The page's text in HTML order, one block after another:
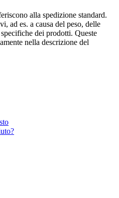
alla spedizione standard.
ad es. a causa del peso, delle
dei prodotti. Queste
nella descrizione del